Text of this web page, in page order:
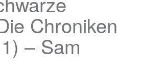
Chroniken
– Sam